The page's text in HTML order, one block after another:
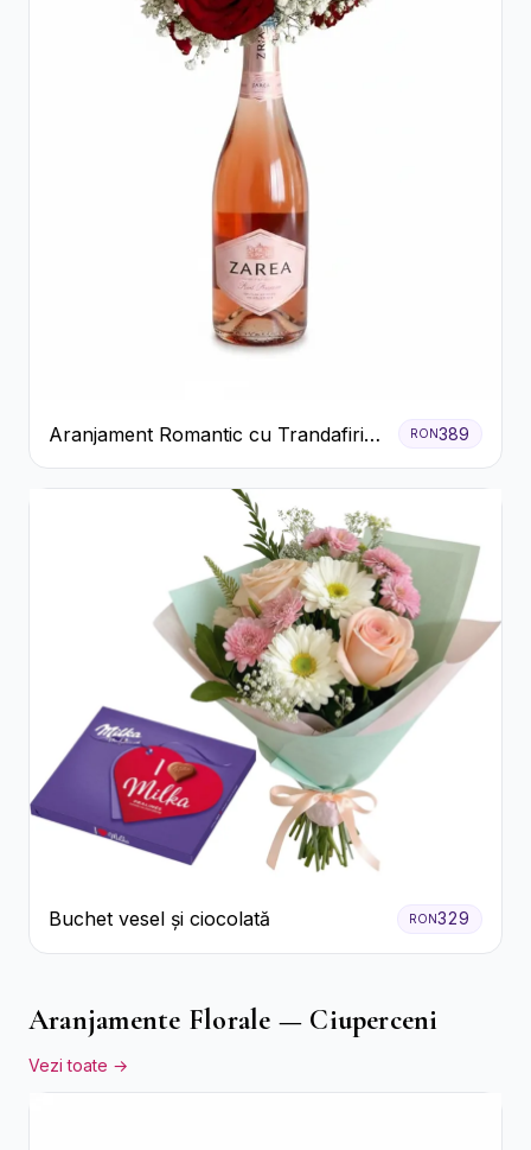
Aranjament Romantic cu Trandafiri
Roșii și Șampanie rose
RON389
Buchet vesel și ciocolată RON329
Aranjamente Florale — Ciuperceni
Vezi toate →